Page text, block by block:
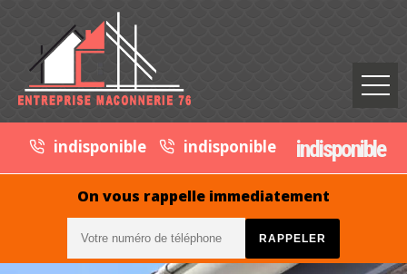
indisponible indisponible indisponible
On vous rappelle immediatement